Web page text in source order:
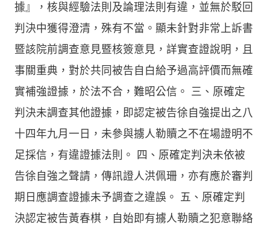
據』，核與經驗法則及論理法則有違，並無於駁回
判決中獲得澄清，殊有不當。顯未針對非常上訴書
暨該院前調查意見暨核簽意見，詳實查證說明，且
事關重典，對於共同被告自白給予過高評價而無確
實補強證據，於法不合，難昭公信。 三、原確定
判決未調查其他證據，即認定被告徐自強提出之八
十四年九月一日，未參與擄人勒贖之不在場證明不
足採信，有違證據法則。 四、原確定判決未依被
告徐自強之聲請，傳訊證人洪佩珊，亦有應於審判
期日應調查證據未予調查之違誤。 五、原確定判
決認定被告黃春棋，自始即有擄人勒贖之犯意聯絡